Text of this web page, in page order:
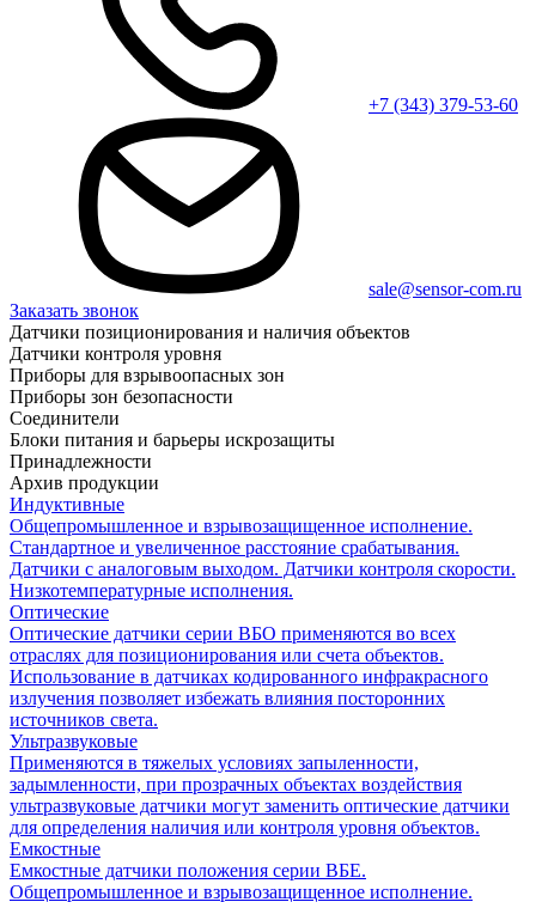
+7 (343) 379-53-60
sale@sensor-com.ru
Заказать звонок
Датчики позиционирования и наличия объектов
Датчики контроля уровня
Приборы для взрывоопасных зон
Приборы зон безопасности
Соединители
Блоки питания и барьеры искрозащиты
Принадлежности
Архив продукции
Индуктивные
Общепромышленное и взрывозащищенное исполнение.
Стандартное и увеличенное расстояние срабатывания.
Датчики с аналоговым выходом. Датчики контроля скорости.
Низкотемпературные исполнения.
Оптические
Оптические датчики серии ВБО применяются во всех
отраслях для позиционирования или счета объектов.
Использование в датчиках кодированного инфракрасного
излучения позволяет избежать влияния посторонних
источников света.
Ультразвуковые
Применяются в тяжелых условиях запыленности,
задымленности, при прозрачных объектах воздействия
ультразвуковые датчики могут заменить оптические датчики
для определения наличия или контроля уровня объектов.
Емкостные
Емкостные датчики положения серии ВБЕ.
Общепромышленное и взрывозащищенное исполнение.